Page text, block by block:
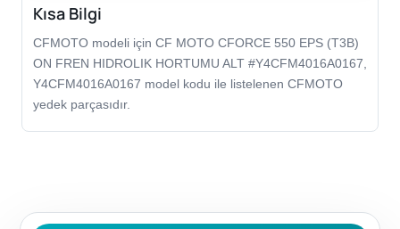
Kısa Bilgi
CFMOTO modeli için CF MOTO CFORCE 550 EPS (T3B)
ON FREN HIDROLIK HORTUMU ALT #Y4CFM4016A0167,
Y4CFM4016A0167 model kodu ile listelenen CFMOTO
yedek parçasıdır.